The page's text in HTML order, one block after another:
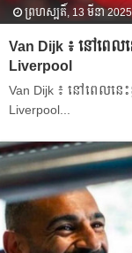
ព្រហស្បតិ៍, 13 មីនា
Van Dijk ៖ ​នៅ​ពេល
Liverpool
Van Dijk ៖ ​នៅ​ពេលនេ
Liverpool...